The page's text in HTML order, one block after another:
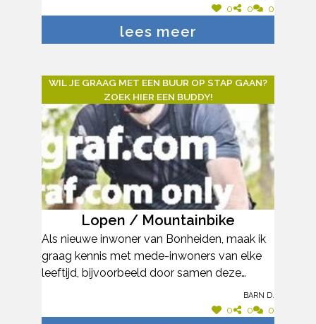
0 0 0
lees meer
WIL JE GRAAG MET EEN BUUR OP STAP GAAN?
ZOEK HIER EEN BUDDY!
Lopen / Mountainbike
Als nieuwe inwoner van Bonheiden, maak ik
graag kennis met mede-inwoners van elke
leeftijd, bijvoorbeeld door samen deze
mooie gemeente al lopend / fietsend te
doorkruisen... wie neemt me eens op
Barn D.
0 0 0